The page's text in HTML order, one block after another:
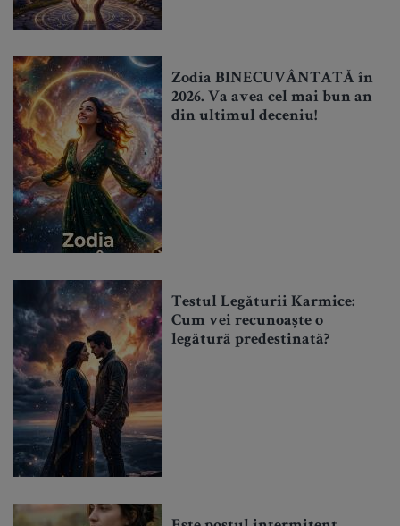
Zodia BINECUVÂNTATĂ în
2026. Va avea cel mai bun an
din ultimul deceniu!
Testul Legăturii Karmice:
Cum vei recunoaște o
legătură predestinată?